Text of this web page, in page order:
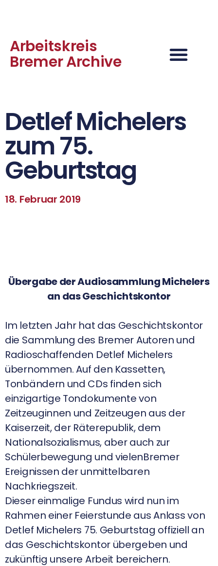
Arbeitskreis
Bremer Archive
Detlef Michelers
zum 75.
Geburtstag
18. Februar 2019
Übergabe der Audiosammlung Michelers
an das Geschichtskontor
Im letzten Jahr hat das Geschichtskontor
die Sammlung des Bremer Autoren und
Radioschaffenden Detlef Michelers
übernommen. Auf den Kassetten,
Tonbändern und CDs finden sich
einzigartige Tondokumente von
Zeitzeuginnen und Zeitzeugen aus der
Kaiserzeit, der Räterepublik, dem
Nationalsozialismus, aber auch zur
Schülerbewegung und vielenBremer
Ereignissen der unmittelbaren
Nachkriegszeit.
Dieser einmalige Fundus wird nun im
Rahmen einer Feierstunde aus Anlass von
Detlef Michelers 75. Geburtstag offiziell an
das Geschichtskontor übergeben und
zukünftig unsere Arbeit bereichern.